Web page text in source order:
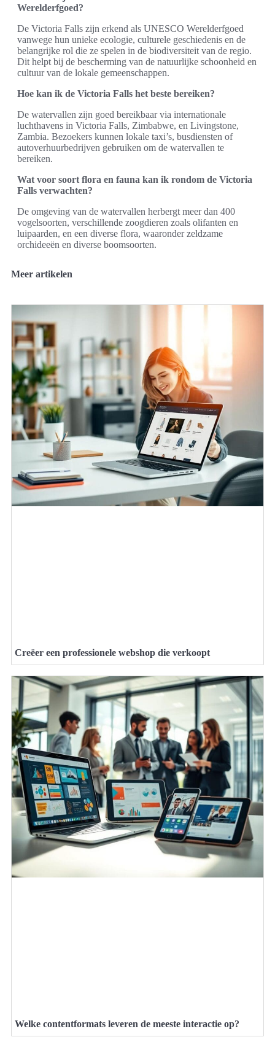
Werelderfgoed?
De Victoria Falls zijn erkend als UNESCO Werelderfgoed
vanwege hun unieke ecologie, culturele geschiedenis en de
belangrijke rol die ze spelen in de biodiversiteit van de regio.
Dit helpt bij de bescherming van de natuurlijke schoonheid en
cultuur van de lokale gemeenschappen.
Hoe kan ik de Victoria Falls het beste bereiken?
De watervallen zijn goed bereikbaar via internationale
luchthavens in Victoria Falls, Zimbabwe, en Livingstone,
Zambia. Bezoekers kunnen lokale taxi’s, busdiensten of
autoverhuurbedrijven gebruiken om de watervallen te
bereiken.
Wat voor soort flora en fauna kan ik rondom de Victoria
Falls verwachten?
De omgeving van de watervallen herbergt meer dan 400
vogelsoorten, verschillende zoogdieren zoals olifanten en
luipaarden, en een diverse flora, waaronder zeldzame
orchideeën en diverse boomsoorten.
Meer artikelen
Creëer een professionele webshop die verkoopt
Welke contentformats leveren de meeste interactie op?